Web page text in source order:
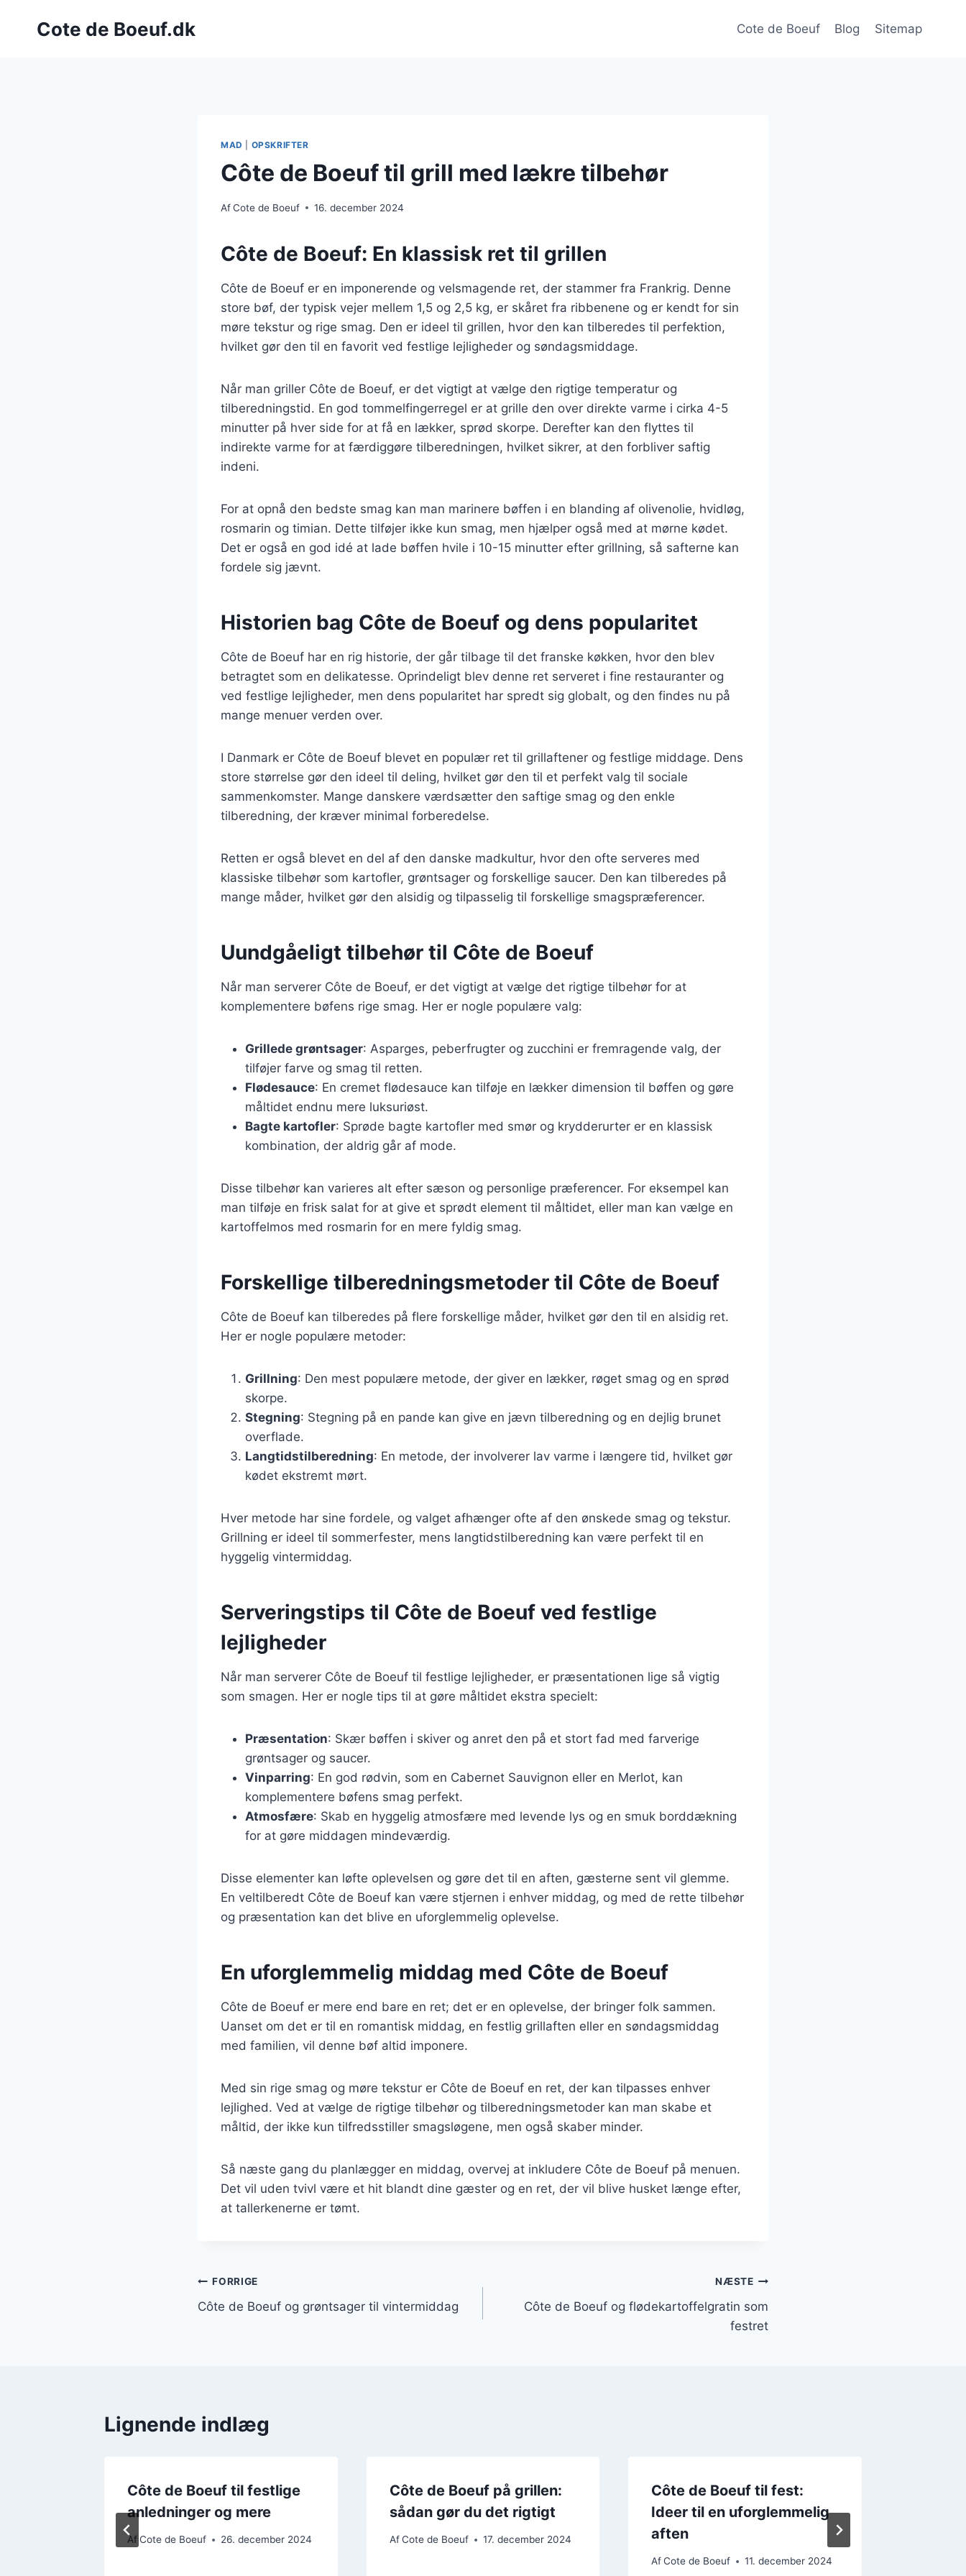
Cote de Boeuf.dk Cote de Boeuf Blog Sitemap
MAD OPSKRIFTER
Côte de Boeuf til grill med lækre tilbehør
AfCote de Boeuf 16. december 2024
Côte de Boeuf: En klassisk ret til grillen
Côte de Boeuf er en imponerende og velsmagende ret, der stammer fra Frankrig. Denne
store bøf, der typisk vejer mellem 1,5 og 2,5 kg, er skåret fra ribbenene og er kendt for sin
møre tekstur og rige smag. Den er ideel til grillen, hvor den kan tilberedes til perfektion,
hvilket gør den til en favorit ved festlige lejligheder og søndagsmiddage.
Når man griller Côte de Boeuf, er det vigtigt at vælge den rigtige temperatur og
tilberedningstid. En god tommelfingerregel er at grille den over direkte varme i cirka 4-5
minutter på hver side for at få en lækker, sprød skorpe. Derefter kan den flyttes til
indirekte varme for at færdiggøre tilberedningen, hvilket sikrer, at den forbliver saftig
indeni.
For at opnå den bedste smag kan man marinere bøffen i en blanding af olivenolie, hvidløg,
rosmarin og timian. Dette tilføjer ikke kun smag, men hjælper også med at mørne kødet.
Det er også en god idé at lade bøffen hvile i 10-15 minutter efter grillning, så safterne kan
fordele sig jævnt.
Historien bag Côte de Boeuf og dens popularitet
Côte de Boeuf har en rig historie, der går tilbage til det franske køkken, hvor den blev
betragtet som en delikatesse. Oprindeligt blev denne ret serveret i fine restauranter og
ved festlige lejligheder, men dens popularitet har spredt sig globalt, og den findes nu på
mange menuer verden over.
I Danmark er Côte de Boeuf blevet en populær ret til grillaftener og festlige middage. Dens
store størrelse gør den ideel til deling, hvilket gør den til et perfekt valg til sociale
sammenkomster. Mange danskere værdsætter den saftige smag og den enkle
tilberedning, der kræver minimal forberedelse.
Retten er også blevet en del af den danske madkultur, hvor den ofte serveres med
klassiske tilbehør som kartofler, grøntsager og forskellige saucer. Den kan tilberedes på
mange måder, hvilket gør den alsidig og tilpasselig til forskellige smagspræferencer.
Uundgåeligt tilbehør til Côte de Boeuf
Når man serverer Côte de Boeuf, er det vigtigt at vælge det rigtige tilbehør for at
komplementere bøfens rige smag. Her er nogle populære valg:
Grillede grøntsager: Asparges, peberfrugter og zucchini er fremragende valg, der
tilføjer farve og smag til retten.
Flødesauce: En cremet flødesauce kan tilføje en lækker dimension til bøffen og gøre
måltidet endnu mere luksuriøst.
Bagte kartofler: Sprøde bagte kartofler med smør og krydderurter er en klassisk
kombination, der aldrig går af mode.
Disse tilbehør kan varieres alt efter sæson og personlige præferencer. For eksempel kan
man tilføje en frisk salat for at give et sprødt element til måltidet, eller man kan vælge en
kartoffelmos med rosmarin for en mere fyldig smag.
Forskellige tilberedningsmetoder til Côte de Boeuf
Côte de Boeuf kan tilberedes på flere forskellige måder, hvilket gør den til en alsidig ret.
Her er nogle populære metoder:
Grillning: Den mest populære metode, der giver en lækker, røget smag og en sprød
skorpe.
Stegning: Stegning på en pande kan give en jævn tilberedning og en dejlig brunet
overflade.
Langtidstilberedning: En metode, der involverer lav varme i længere tid, hvilket gør
kødet ekstremt mørt.
Hver metode har sine fordele, og valget afhænger ofte af den ønskede smag og tekstur.
Grillning er ideel til sommerfester, mens langtidstilberedning kan være perfekt til en
hyggelig vintermiddag.
Serveringstips til Côte de Boeuf ved festlige
lejligheder
Når man serverer Côte de Boeuf til festlige lejligheder, er præsentationen lige så vigtig
som smagen. Her er nogle tips til at gøre måltidet ekstra specielt:
Præsentation: Skær bøffen i skiver og anret den på et stort fad med farverige
grøntsager og saucer.
Vinparring: En god rødvin, som en Cabernet Sauvignon eller en Merlot, kan
komplementere bøfens smag perfekt.
Atmosfære: Skab en hyggelig atmosfære med levende lys og en smuk borddækning
for at gøre middagen mindeværdig.
Disse elementer kan løfte oplevelsen og gøre det til en aften, gæsterne sent vil glemme.
En veltilberedt Côte de Boeuf kan være stjernen i enhver middag, og med de rette tilbehør
og præsentation kan det blive en uforglemmelig oplevelse.
En uforglemmelig middag med Côte de Boeuf
Côte de Boeuf er mere end bare en ret; det er en oplevelse, der bringer folk sammen.
Uanset om det er til en romantisk middag, en festlig grillaften eller en søndagsmiddag
med familien, vil denne bøf altid imponere.
Med sin rige smag og møre tekstur er Côte de Boeuf en ret, der kan tilpasses enhver
lejlighed. Ved at vælge de rigtige tilbehør og tilberedningsmetoder kan man skabe et
måltid, der ikke kun tilfredsstiller smagsløgene, men også skaber minder.
Så næste gang du planlægger en middag, overvej at inkludere Côte de Boeuf på menuen.
Det vil uden tvivl være et hit blandt dine gæster og en ret, der vil blive husket længe efter,
at tallerkenerne er tømt.
Indlægsnavigation
FORRIGE
Côte de Boeuf og grøntsager til vintermiddag
NÆSTE
Côte de Boeuf og flødekartoffelgratin som
festret
Lignende indlæg
Côte de Boeuf til festlige
anledninger og mere
AfCote de Boeuf 26. december 2024
Côte de Boeuf på grillen:
sådan gør du det rigtigt
Af Cote de Boeuf 17. december 2024
Côte de Boeuf til fest:
Ideer til en uforglemmelig
aften
Af Cote de Boeuf 11. december 2024